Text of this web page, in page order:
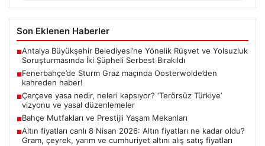
Son Eklenen Haberler
■Antalya Büyükşehir Belediyesi’ne Yönelik Rüşvet ve Yolsuzluk
Soruşturmasında İki Şüpheli Serbest Bırakıldı
■Fenerbahçe’de Sturm Graz maçında Oosterwolde’den
kahreden haber!
■Çerçeve yasa nedir, neleri kapsıyor? ‘Terörsüz Türkiye’
vizyonu ve yasal düzenlemeler
■Bahçe Mutfakları ve Prestijli Yaşam Mekanları
■Altın fiyatları canlı 8 Nisan 2026: Altın fiyatları ne kadar oldu?
Gram, çeyrek, yarım ve cumhuriyet altını alış satış fiyatları